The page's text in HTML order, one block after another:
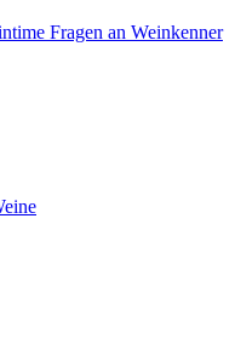
Fragen an Weinkenner